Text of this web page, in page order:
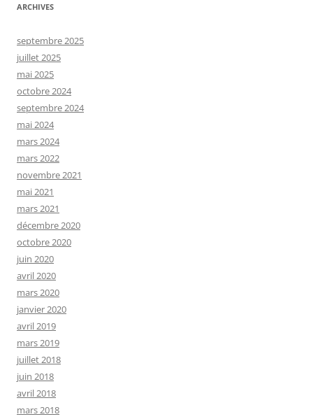
ARCHIVES
septembre 2025
juillet 2025
mai 2025
octobre 2024
septembre 2024
mai 2024
mars 2024
mars 2022
novembre 2021
mai 2021
mars 2021
décembre 2020
octobre 2020
juin 2020
avril 2020
mars 2020
janvier 2020
avril 2019
mars 2019
juillet 2018
juin 2018
avril 2018
mars 2018